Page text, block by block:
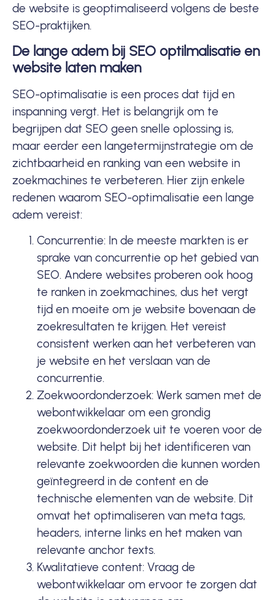
de website is geoptimaliseerd volgens de beste
SEO-praktijken.
De lange adem bij SEO optilmalisatie en
website laten maken
SEO-optimalisatie is een proces dat tijd en
inspanning vergt. Het is belangrijk om te
begrijpen dat SEO geen snelle oplossing is,
maar eerder een langetermijnstrategie om de
zichtbaarheid en ranking van een website in
zoekmachines te verbeteren. Hier zijn enkele
redenen waarom SEO-optimalisatie een lange
adem vereist:
Concurrentie: In de meeste markten is er
sprake van concurrentie op het gebied van
SEO. Andere websites proberen ook hoog
te ranken in zoekmachines, dus het vergt
tijd en moeite om je website bovenaan de
zoekresultaten te krijgen. Het vereist
consistent werken aan het verbeteren van
je website en het verslaan van de
concurrentie.
Zoekwoordonderzoek: Werk samen met de
webontwikkelaar om een grondig
zoekwoordonderzoek uit te voeren voor de
website. Dit helpt bij het identificeren van
relevante zoekwoorden die kunnen worden
geïntegreerd in de content en de
technische elementen van de website. Dit
omvat het optimaliseren van meta tags,
headers, interne links en het maken van
relevante anchor texts.
Kwalitatieve content: Vraag de
webontwikkelaar om ervoor te zorgen dat